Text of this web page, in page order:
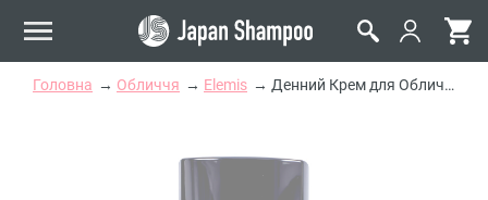
Головна Обличчя Elemis Денний Крем для Обличчя для Комбінованої Шкіри Elemis Biotec Skin Energising Day Cream For Combination Skin